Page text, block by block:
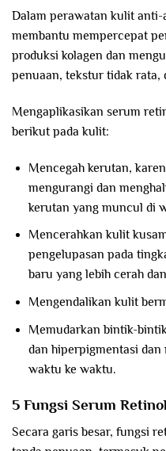
Dalam perawatan kulit
membantu mempercepat
produksi kolagen dan
penuaan, tekstur tidak
Mengaplikasikan serum
berikut pada kulit:
Mencegah kerutan,
mengurangi dan
kerutan yang muncul di
Mencerahkan kulit
pengelupasan pada
baru yang lebih cerah
Mengendalikan kulit
Memudarkan bintik-
dan hiperpigmentasi
waktu ke waktu.
5 Fungsi Serum Retinol
Secara garis besar, fungsi